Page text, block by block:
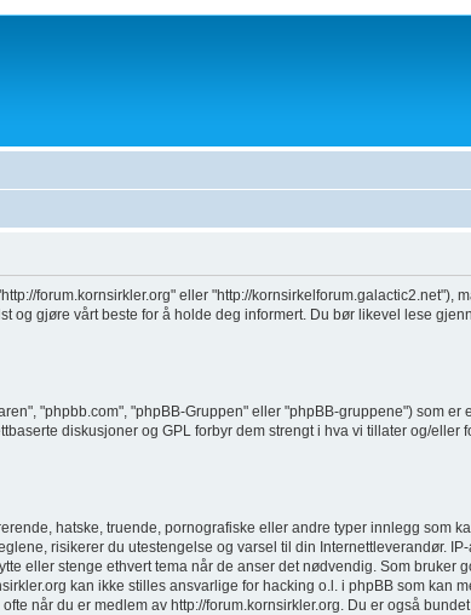
forum.kornsirkler.org" eller "http://kornsirkelforum.galactic2.net"),
gjøre vårt beste for å holde deg informert. Du bør likevel lese
"phpbb.com", "phpBB-Gruppen" eller "phpBB-gruppene") som er
diskusjoner og GPL forbyr dem strengt i hva vi tillater og/
hatske, truende, pornografiske eller andre typer innlegg som
risikerer du utestengelse og varsel til din Internettleverandør.
eller stenge ethvert tema når de anser det nødvendig. Som
kan ikke stilles ansvarlige for hacking o.l. i phpBB som kan
når du er medlem av http://forum.kornsirkler.org. Du er også